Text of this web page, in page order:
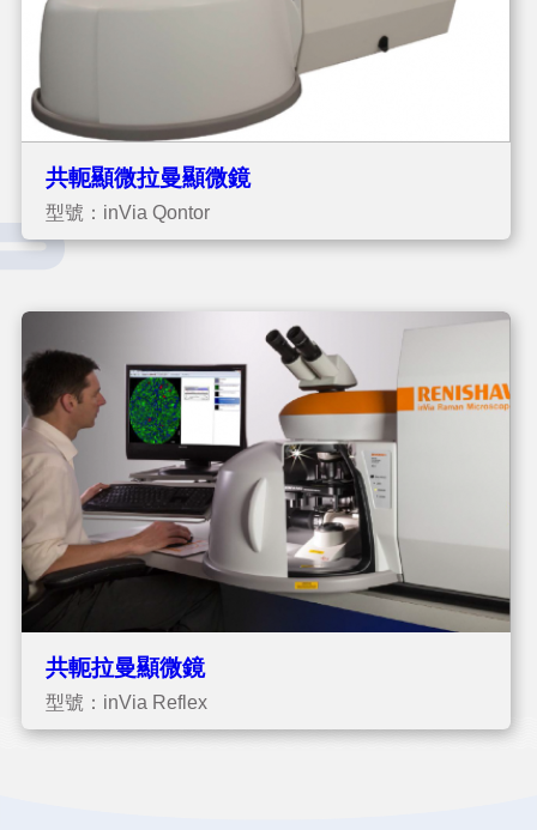
共軛顯微拉曼顯微鏡
型號：inVia Qontor
共軛拉曼顯微鏡
型號：inVia Reflex